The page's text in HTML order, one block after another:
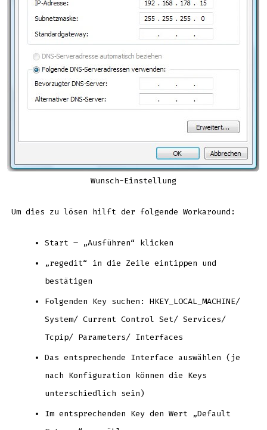
Wunsch-Einstellung
Um dies zu lösen hilft der folgende Workaround:
Start – „Ausführen“ klicken
„regedit“ in die Zeile eintippen und
bestätigen
Folgenden Key suchen: HKEY_LOCAL_MACHINE/
System/ Current Control Set/ Services/
Tcpip/ Parameters/ Interfaces
Das entsprechende Interface auswählen (je
nach Konfiguration können die Keys
unterschiedlich sein)
Im entsprechenden Key den Wert „Default